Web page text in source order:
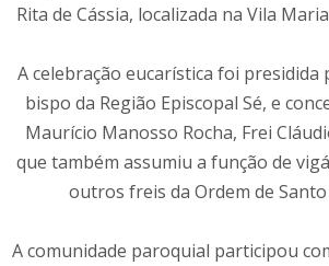
Rita de Cássia, localizada na Vila
A celebração eucarística foi presidida
bispo da Região Episcopal Sé, e
Maurício Manosso Rocha, Frei
que também assumiu a função de
outros freis da Ordem de
A comunidade paroquial participou